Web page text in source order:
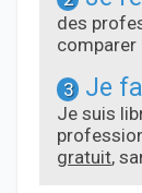
des
comparer
3 Je
Je suis
gratuit,